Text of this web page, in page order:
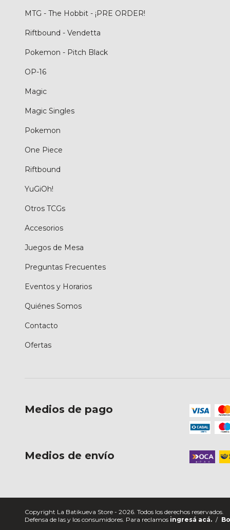
MTG - The Hobbit - ¡PRE ORDER!
Riftbound - Vendetta
Pokemon - Pitch Black
OP-16
Magic
Magic Singles
Pokemon
One Piece
Riftbound
YuGiOh!
Otros TCGs
Accesorios
Juegos de Mesa
Preguntas Frecuentes
Eventos y Horarios
Quiénes Somos
Contacto
Ofertas
Medios de pago
Medios de envío
Copyright La Batikueva Store - 2026. Todos los derechos reservados.
Defensa de las y los consumidores. Para reclamos ingresá acá. /